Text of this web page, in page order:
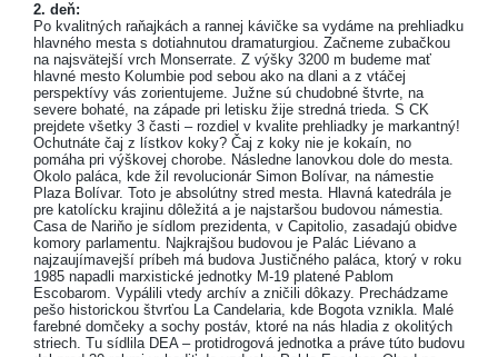
2. deň:
Po kvalitných raňajkách a rannej kávičke sa vydáme na prehliadku
hlavného mesta s dotiahnutou dramaturgiou. Začneme zubačkou
na najsvätejší vrch Monserrate. Z výšky 3200 m budeme mať
hlavné mesto Kolumbie pod sebou ako na dlani a z vtáčej
perspektívy vás zorientujeme. Južne sú chudobné štvrte, na
severe bohaté, na západe pri letisku žije stredná trieda. S CK
prejdete všetky 3 časti – rozdiel v kvalite prehliadky je markantný!
Ochutnáte čaj z lístkov koky? Čaj z koky nie je kokaín, no
pomáha pri výškovej chorobe. Následne lanovkou dole do mesta.
Okolo paláca, kde žil revolucionár Simon Bolívar, na námestie
Plaza Bolívar. Toto je absolútny stred mesta. Hlavná katedrála je
pre katolícku krajinu dôležitá a je najstaršou budovou námestia.
Casa de Nariňo je sídlom prezidenta, v Capitolio, zasadajú obidve
komory parlamentu. Najkrajšou budovou je Palác Liévano a
najzaujímavejší príbeh má budova Justičného paláca, ktorý v roku
1985 napadli marxistické jednotky M-19 platené Pablom
Escobarom. Vypálili vtedy archív a zničili dôkazy. Prechádzame
pešo historickou štvrťou La Candelaria, kde Bogota vznikla. Malé
farebné domčeky a sochy postáv, ktoré na nás hladia z okolitých
striech. Tu sídlila DEA – protidrogová jednotka a práve túto budovu